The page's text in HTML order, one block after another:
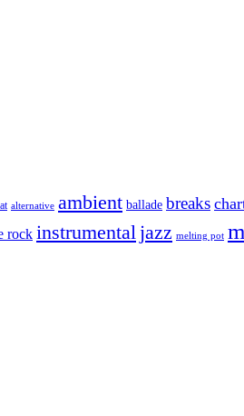
alternative ambient ballade breaks
rock instrumentaljazz melting pot